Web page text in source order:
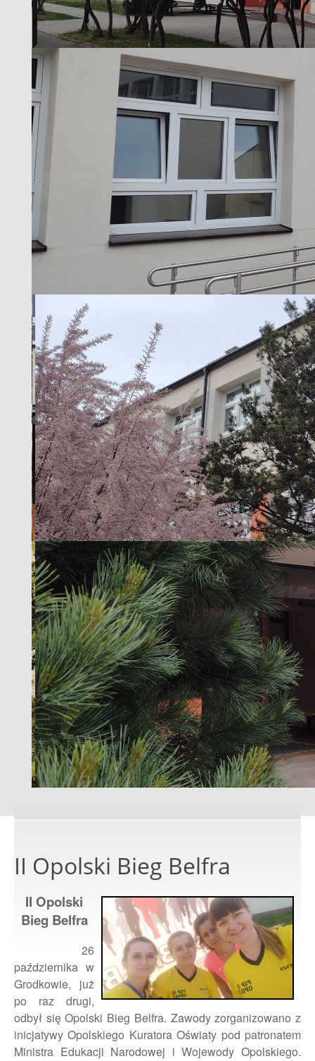
II Opolski Bieg Belfra
II Opolski
Bieg Belfra
26
października w
Grodkowie, już
po raz drugi,
odbył się Opolski Bieg Belfra. Zawody zorganizowano z
inicjatywy Opolskiego Kuratora Oświaty pod patronatem
Ministra Edukacji Narodowej i Wojewody Opolskiego.